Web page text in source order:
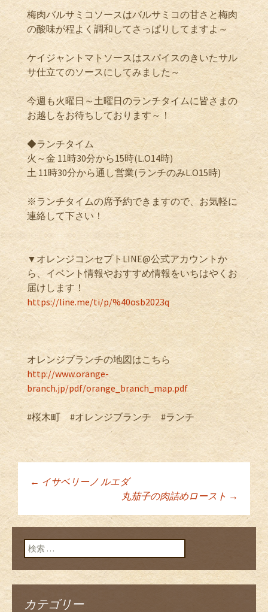
梅肉バルサミコソースはバルサミコの甘さと梅肉
の酸味が程よく調和してさっぱりしてますよ～
ケイジャントマトソースはスパイスのきいたサル
サ仕立てのソースにしてみました～
今週も火曜日～土曜日のランチタイムに皆さまの
お越しをお待ちしております～！
◆ランチタイム
火～金 11時30分から15時(L.O14時)
土 11時30分から通し営業(ランチのみL.O15時)
※ランチタイムの席予約できますので、お気軽に
連絡して下さい！
▼オレンジコンセプトLINE@公式アカウントか
ら、イベント情報やおすすめ情報をいちはやくお
届けします！
https://line.me/ti/p/%40osb2023q
オレンジブランチの地図はこちら
http://www.orange-
branch.jp/pdf/orange_branch_map.pdf
#桜木町 #オレンジブランチ #ランチ
投稿ナビゲーショ
ン
← イサベリーノ ルエダ
丸茄子の肉詰めロースト →
検索:
カテゴリー